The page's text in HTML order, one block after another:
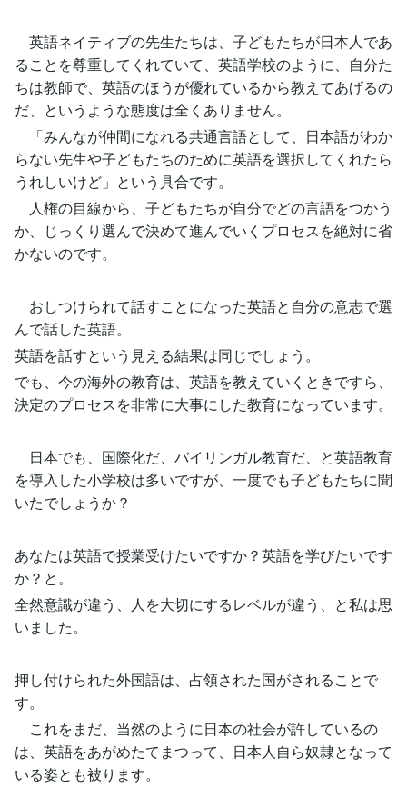
英語ネイティブの先生たちは、子どもたちが日本人であ
ることを尊重してくれていて、英語学校のように、自分た
ちは教師で、英語のほうが優れているから教えてあげるの
だ、というような態度は全くありません。
「みんなが仲間になれる共通言語として、日本語がわか
らない先生や子どもたちのために英語を選択してくれたら
うれしいけど」という具合です。
人権の目線から、子どもたちが自分でどの言語をつかう
か、じっくり選んで決めて進んでいくプロセスを絶対に省
かないのです。
おしつけられて話すことになった英語と自分の意志で選
んで話した英語。
英語を話すという見える結果は同じでしょう。
でも、今の海外の教育は、英語を教えていくときですら、
決定のプロセスを非常に大事にした教育になっています。
日本でも、国際化だ、バイリンガル教育だ、と英語教育
を導入した小学校は多いですが、一度でも子どもたちに聞
いたでしょうか？
あなたは英語で授業受けたいですか？英語を学びたいです
か？と。
全然意識が違う、人を大切にするレベルが違う、と私は思
いました。
押し付けられた外国語は、占領された国がされることで
す。
これをまだ、当然のように日本の社会が許しているの
は、英語をあがめたてまつって、日本人自ら奴隷となって
いる姿とも被ります。